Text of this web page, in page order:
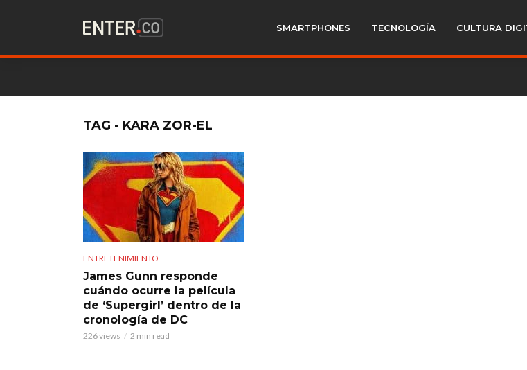
SMARTPHONES TECNOLOGÍA CULTURA
TAG - KARA ZOR-EL
ENTRETENIMIENTO
James Gunn responde
cuándo ocurre la película
de ‘Supergirl’ dentro de la
cronología de DC
226 views 2 min read